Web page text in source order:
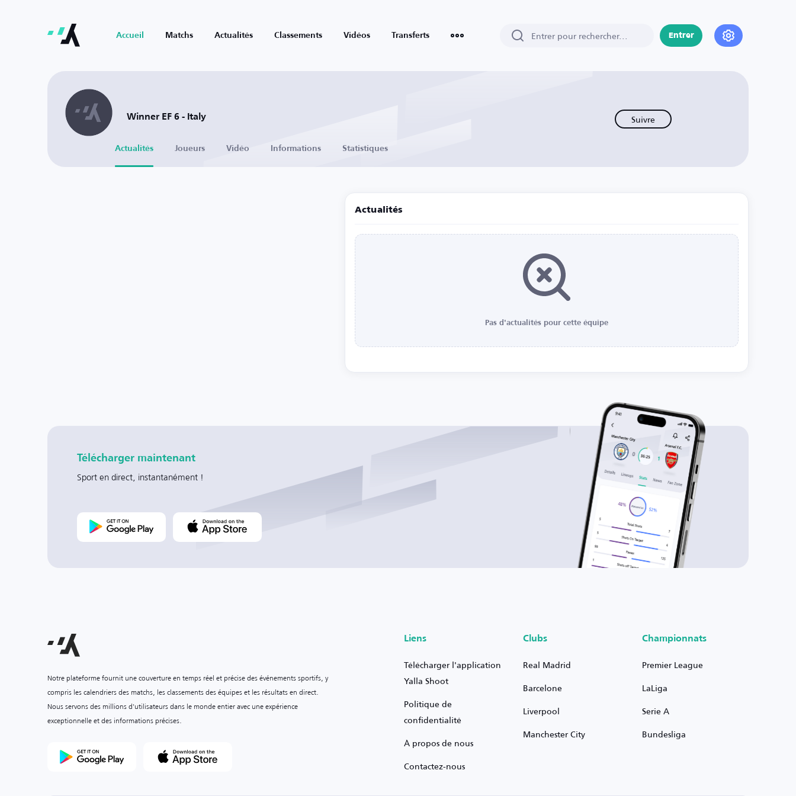
Accueil Matchs Actualités Classements Vidéos Transferts Entrer
Winner EF 6 - Italy Suivre
Actualités Joueurs Vidéo Informations Statistiques
Actualités
Pas d'actualités pour cette équipe
Télécharger maintenant
Sport en direct, instantanément !
Notre plateforme fournit une couverture en temps réel et précise des événements sportifs, y
compris les calendriers des matchs, les classements des équipes et les résultats en direct.
Nous servons des millions d'utilisateurs dans le monde entier avec une expérience
exceptionnelle et des informations précises.
Liens
Télécharger l'application
Yalla Shoot
Politique de
confidentialité
À propos de nous
Contactez-nous
Clubs
Real Madrid
Barcelone
Liverpool
Manchester City
Championnats
Premier League
LaLiga
Serie A
Bundesliga